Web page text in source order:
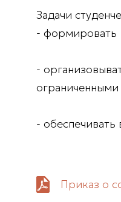
Задачи
-
-
-
Приказ о